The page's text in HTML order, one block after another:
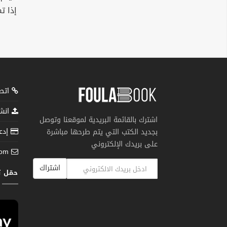
إذا
اشترك بالقائمة البريدية لموقعنا وتوصل
بجديد الكتب التي يتم طرحها مباشرة
على بريدك الإلكتروني
اشتراك
حمّل